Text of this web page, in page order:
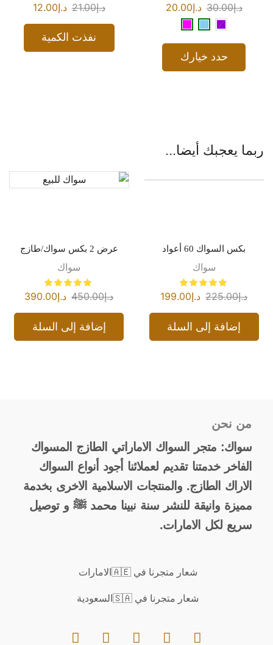
د.إ30.00 د.إ20.00
حدد خيارك
د.إ21.00 د.إ12.00
نفذت الكمية
ربما يعجبك أيضا...
بكس السواك 60 أعواد
سواك
د.إ225.00 د.إ199.00
إضافة إلى السلة
عرض 2 بكس سواك/طازج
سواك
د.إ450.00 د.إ390.00
إضافة إلى السلة
من نحن
سواك: متجر السواك الاماراتي الطازج المسواك
الفاخر خدمتنا تقديم لعملائنا أجود أنواع السواك
الاراك الطازج. والمنتجات الاسلامية الاخرى بخدمة
مميزة وانيقة للنشر سنة نبينا محمد ﷺ و توصيل
سريع لكل الامارات.
شعار متجرنا في 🇦🇪الامارات
شعار متجرنا في 🇸🇦السعودية